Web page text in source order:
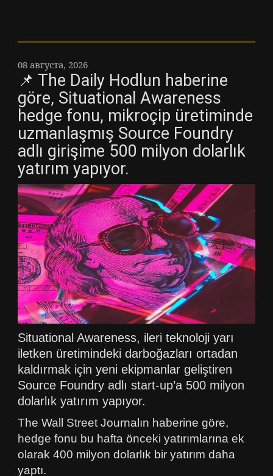
08 августа, 2026
📌 The Daily Hodlun haberine
göre, Situational Awareness
hedge fonu, mikroçip üretiminde
uzmanlaşmış Source Foundry
adlı girişime 500 milyon dolarlık
yatırım yapıyor.
Situational Awareness, ileri teknoloji yarı
iletken üretimindeki darboğazları ortadan
kaldırmak için yeni ekipmanlar geliştiren
Source Foundry adlı start-up’a 500 milyon
dolarlık yatırım yapıyor.
The Wall Street Journalın haberine göre,
hedge fonu bu hafta önceki yatırımlarına ek
olarak 400 milyon dolarlık bir yatırım daha
yaptı.